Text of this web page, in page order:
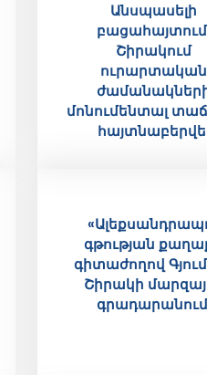
Անսպասելի
Շիրակում
ուրարտական
մոնումենտալ
գթության
գիտաժողով
Շիրակի